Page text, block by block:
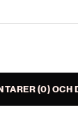
(0) OCH